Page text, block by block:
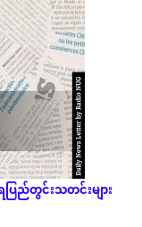
ပြည်တွင်းသတင်းများ